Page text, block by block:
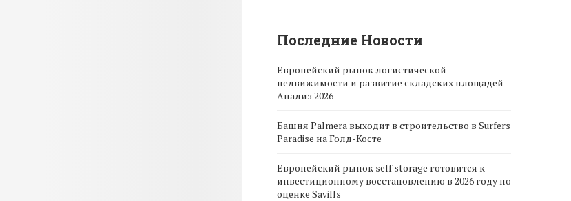
Последние Новости
Европейский рынок логистической
недвижимости и развитие складских площадей
Анализ 2026
Башня Palmera выходит в строительство в Surfers
Paradise на Голд-Косте
Европейский рынок self storage готовится к
инвестиционному восстановлению в 2026 году по
оценке Savills